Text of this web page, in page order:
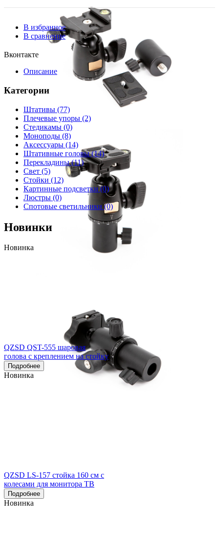
В избранное
В сравнение
Вконтакте
Описание
Категории
Штативы (77)
Плечевые упоры (2)
Стедикамы (0)
Моноподы (8)
Аксессуары (14)
Штативные головы(14)
Перекладины(11)
Свет (5)
Стойки (12)
Картинные подсветки(0)
Люстры (0)
Спотовые светильники(0)
Новинки
Новинка
QZSD QST-555 шаровая
голова с креплением на стойку
Подробнее
Новинка
QZSD LS-157 стойка 160 см с
колесами для монитора ТВ
Подробнее
Новинка